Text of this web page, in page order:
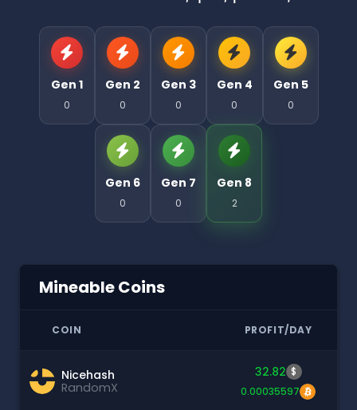
Gen 1
0
Gen 2
0
Gen 3
0
Gen 4
0
Gen 5
0
Gen 6
0
Gen 7
0
Gen 8
2
Mineable Coins
COIN PROFIT/DAY
Nicehash
RandomX
32.82 $
0.00035597